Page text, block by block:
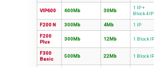
VIP600 600Mb 30Mb
1 IP +
Block 4IP
F200 N 300Mb 4Mb 1 IP
F200
Plus
300Mb 12Mb 1 Block IP
F300
Basic
500Mb 22Mb 1 Block IP